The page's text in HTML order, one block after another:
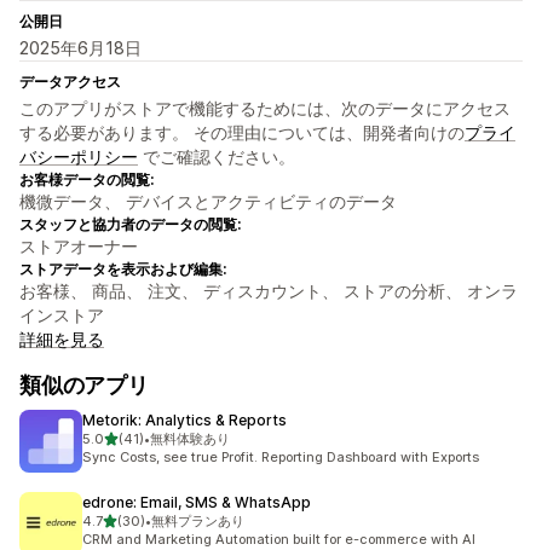
公開日
2025年6月18日
データアクセス
このアプリがストアで機能するためには、次のデータにアクセス
する必要があります。 その理由については、開発者向けのプライ
バシーポリシー でご確認ください。
お客様データの閲覧:
機微データ、 デバイスとアクティビティのデータ
スタッフと協力者のデータの閲覧:
ストアオーナー
ストアデータを表示および編集:
お客様、 商品、 注文、 ディスカウント、 ストアの分析、 オンラ
インストア
詳細を見る
類似のアプリ
Metorik: Analytics & Reports
5.05つ星中
(41)
合計レビュー数：41件
•無料体験あり
Sync Costs, see true Profit. Reporting Dashboard with Exports
edrone: Email, SMS & WhatsApp
4.75つ星中
(30)
合計レビュー数：30件
•無料プランあり
CRM and Marketing Automation built for e-commerce with AI